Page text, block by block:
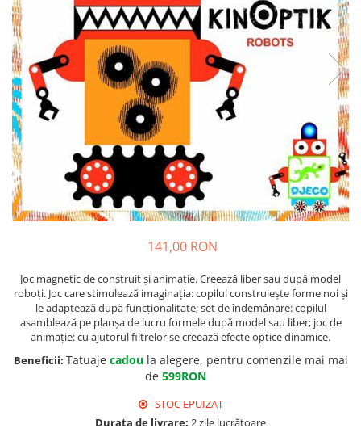
141,00 RON
Joc magnetic de construit și animație. Creează liber sau după model
roboți. Joc care stimulează imaginația: copilul construiește forme noi și
le adaptează după funcționalitate; set de îndemânare: copilul
asamblează pe planșa de lucru formele după model sau liber; joc de
animație: cu ajutorul filtrelor se creează efecte optice dinamice.
Beneficii: Tatuaje cadoula alegere, pentru comenzile mai mai
de 599RON
STOC EPUIZAT
Durata de livrare: 2 zile lucrătoare